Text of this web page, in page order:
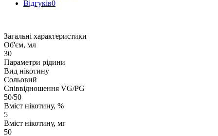
Відгуків0
Загальні характеристики
Об'єм, мл
30
Параметри рідини
Вид нікотину
Сольовий
Співвідношення VG/PG
50/50
Вміст нікотину, %
5
Вміст нікотину, мг
50